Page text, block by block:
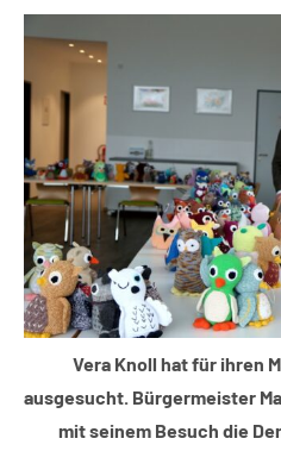
Leopoldshöhe
Vera Knoll hat für ihren
ausgesucht. Bürgermeister
mit seinem Besuch die